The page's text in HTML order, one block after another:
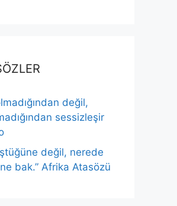
değil,
sessizleşir
değil, nerede
bak.” Afrika Atasözü